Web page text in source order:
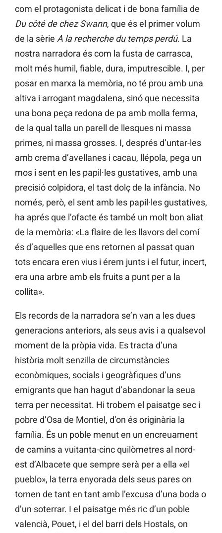
com el protagonista delicat i de bona família de
Du côté de chez Swann, que és el primer volum
de la sèrie A la recherche du temps perdú. La
nostra narradora és com la fusta de carrasca,
molt més humil, fiable, dura, imputrescible. I, per
posar en marxa la memòria, no té prou amb una
altiva i arrogant magdalena, sinó que necessita
una bona peça redona de pa amb molla ferma,
de la qual talla un parell de llesques ni massa
primes, ni massa grosses. I, després d’untar-les
amb crema d’avellanes i cacau, llépola, pega un
mos i sent en les papil·les gustatives, amb una
precisió colpidora, el tast dolç de la infància. No
només, però, el sent amb les papil·les gustatives,
ha aprés que l’ofacte és també un molt bon aliat
de la memòria: «La flaire de les llavors del comí
és d’aquelles que ens retornen al passat quan
tots encara eren vius i érem junts i el futur, incert,
era una arbre amb els fruits a punt per a la
collita».
Els records de la narradora se’n van a les dues
generacions anteriors, als seus avis i a qualsevol
moment de la pròpia vida. Es tracta d’una
història molt senzilla de circumstàncies
econòmiques, socials i geogràfiques d’uns
emigrants que han hagut d’abandonar la seua
terra per necessitat. Hi trobem el paisatge sec i
pobre d’Osa de Montiel, d’on és originària la
família. És un poble menut en un encreuament
de camins a vuitanta-cinc quilòmetres al nord-
est d’Albacete que sempre serà per a ella «el
pueblo», la terra enyorada dels seus pares on
tornen de tant en tant amb l’excusa d’una boda o
d’un soterrar. I el paisatge més ric d’un poble
valencià, Pouet, i el del barri dels Hostals, on